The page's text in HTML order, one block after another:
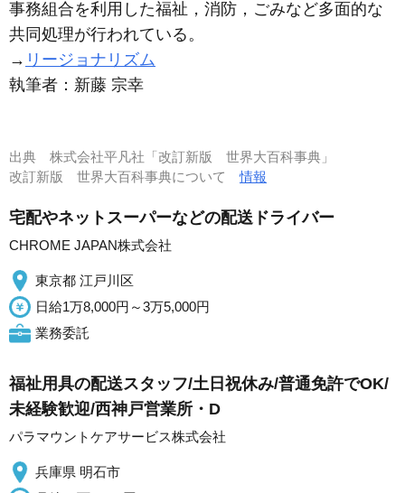
事務組合を利用した福祉，消防，ごみなど多面的な
共同処理が行われている。
→ リージョナリズム
執筆者： 新藤 宗幸
出典 株式会社平凡社「改訂新版 世界大百科事典」
改訂新版 世界大百科事典について情報
宅配やネットスーパーなどの配送ドライバー
CHROME JAPAN株式会社
東京都 江戸川区
日給1万8,000円～3万5,000円
業務委託
福祉用具の配送スタッフ/土日祝休み/普通免許でOK/
未経験歓迎/西神戸営業所・D
パラマウントケアサービス株式会社
兵庫県 明石市